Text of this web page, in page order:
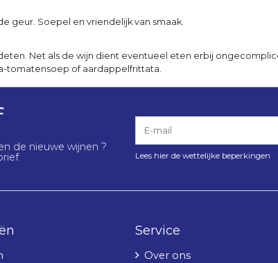
geur. Soepel en vriendelijk van smaak.
Net als de wijn dient eventueel eten erbij
tomatensoep of aardappelfrittata.
de nieuwe wijnen ?
E-mail
Lees hier de wettelijke beperkingen
Service
Over ons